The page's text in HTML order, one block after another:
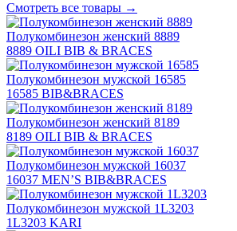
Смотреть все товары →
Полукомбинезон женский 8889
8889 OILI BIB & BRACES
Полукомбинезон мужской 16585
16585 BIB&BRACES
Полукомбинезон женский 8189
8189 OILI BIB & BRACES
Полукомбинезон мужской 16037
16037 MEN’S BIB&BRACES
Полукомбинезон мужской 1L3203
1L3203 KARI